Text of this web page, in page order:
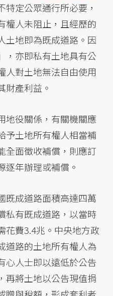
特定公眾通行所必要，
權人未阻止，且經歷的
土地即為既成道路。因
，亦即私有土地具有公
人對土地無法自由使用
財產利益。
地役關係，有關機關應
予土地所有權人相當補
全面徵收補償，則應訂
逐年辦理或補償。
既成道路面積高達四萬
私有既成道路，以當時
花費3.4兆。中央地方政
道路的土地所有權人為
心人士即以遠低於公告
再將土地以公告現值捐